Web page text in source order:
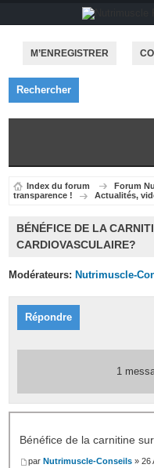
M’ENREGISTRER
Rechercher
Index du forum
Forum
transparence !
Actualités,
BÉNÉFICE DE LA
CARDIOVASCULAIRE?
Modérateurs: Nutrimuscle-
Répondre
1
Bénéfice de la carnitine
parNutrimuscle-Conseils » 26